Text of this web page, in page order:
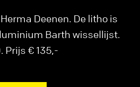
Deenen. De litho is
Barth wissellijst.
Prijs € 135,-